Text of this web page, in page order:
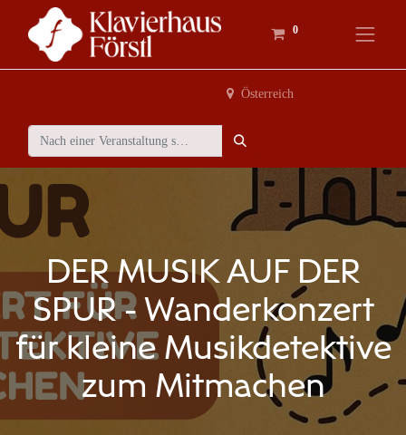
0
Österreich
DER MUSIK AUF DER
SPUR - Wanderkonzert
für kleine Musikdetektive
zum Mitmachen